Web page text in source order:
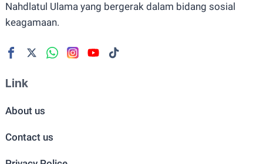
Nahdlatul Ulama yang bergerak dalam bidang sosial
keagamaan.
Link
About us
Contact us